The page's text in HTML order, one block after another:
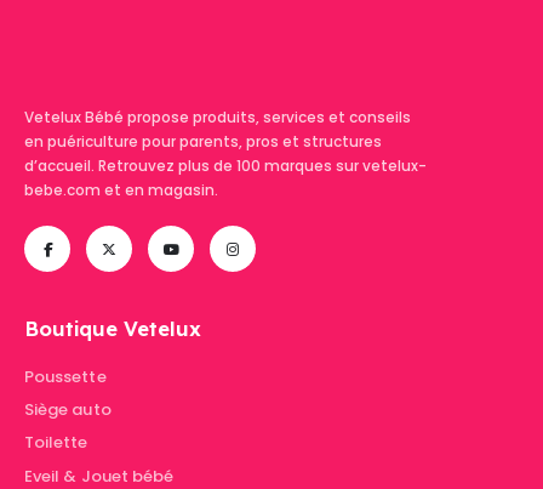
Vetelux Bébé propose produits, services et conseils
en puériculture pour parents, pros et structures
d’accueil. Retrouvez plus de 100 marques sur vetelux-
bebe.com et en magasin.
Boutique Vetelux
Poussette
Siège auto
Toilette
Eveil & Jouet bébé